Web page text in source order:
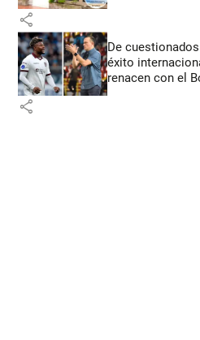
share
De
éxito
renacen con el
share